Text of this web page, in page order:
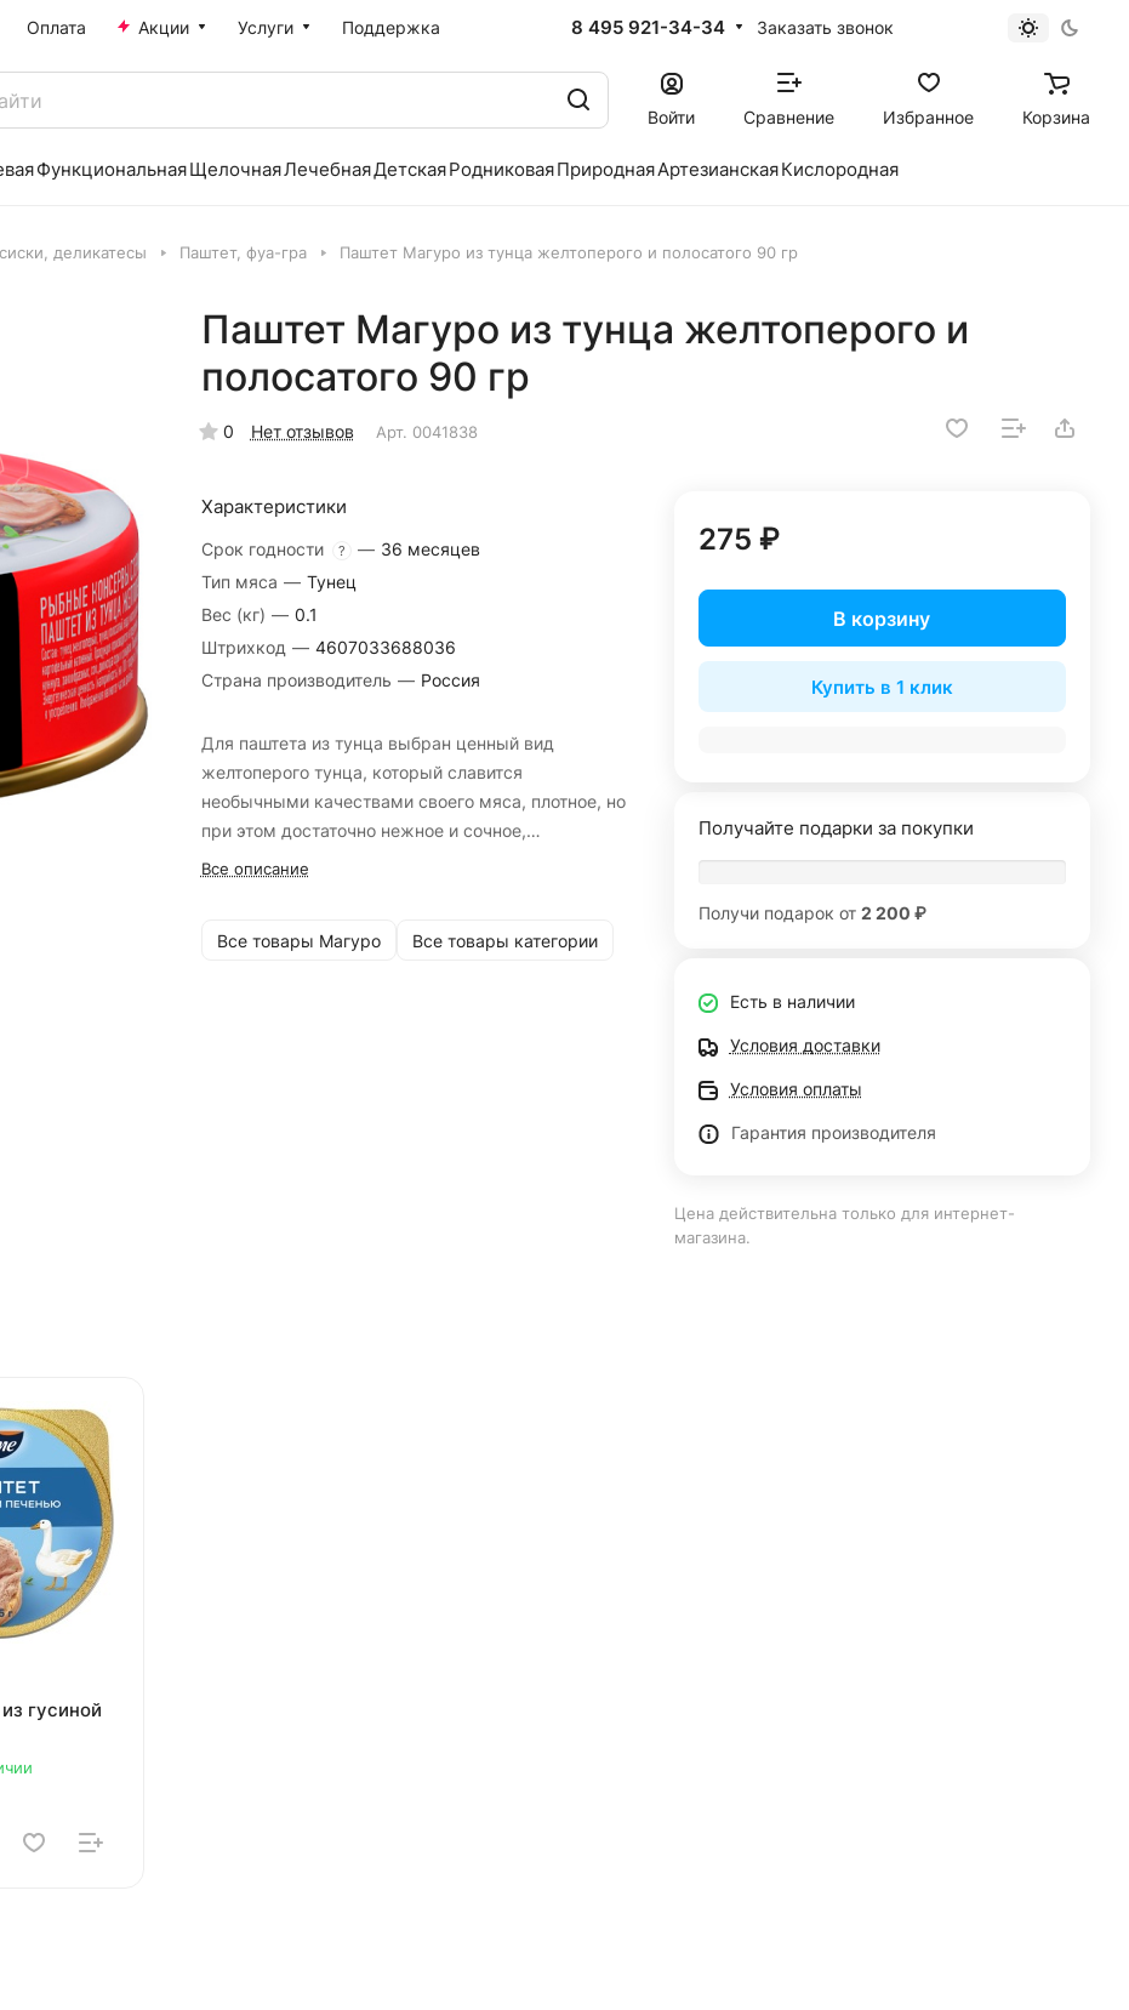
Оплата Акции Услуги Поддержка 8 495 921-34-34 Заказать звонок
Войти Сравнение Избранное Корзина
ФункциональнаяЩелочнаяЛечебнаяДетскаяРодниковаяПрироднаяАртезианскаяКислородная
деликатесы Паштет, фуа-гра Паштет Магуро из тунца желтоперого и полосатого 90 гр
Паштет Магуро из тунца желтоперого и
полосатого 90 гр
0 Нет отзывов Арт. 0041838
Характеристики
Срок годности ? — 36 месяцев
Тип мяса — Тунец
Вес (кг) — 0.1
Штрихкод — 4607033688036
Страна производитель — Россия
Для паштета из тунца выбран ценный вид
желтоперого тунца, который славится
необычными качествами своего мяса, плотное, но
при этом достаточно нежное и сочное,
напоминающее по вкусу курицу или телятину.
Все описание
Все товары Магуро Все товары категории
275 ₽
В корзину
Купить в 1 клик
Получайте подарки за покупки
Получи подарок от 2 200 ₽
Есть в наличии
Условия доставки
Условия оплаты
Гарантия производителя
Цена действительна только для интернет-
магазина.
гусиной